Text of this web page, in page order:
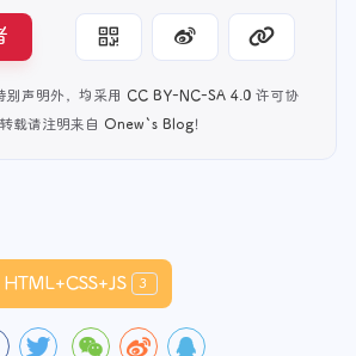
别声明外，均采用 CC BY-NC-SA 4.0 许可协
载请注明来自 Onew`s Blog！
HTML+CSS+JS 3